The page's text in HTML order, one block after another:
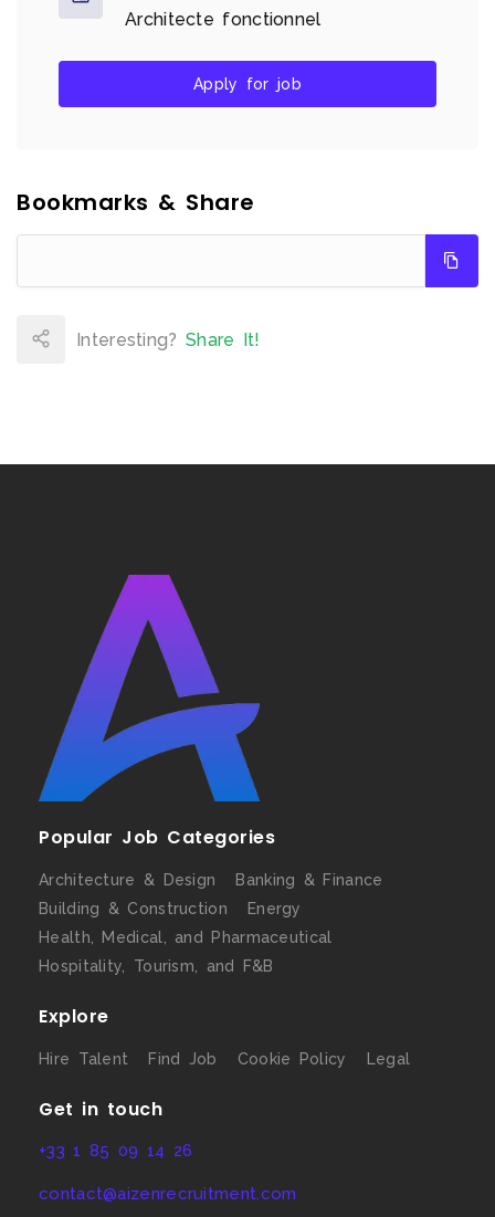
Architecte fonctionnel
Apply for job
Bookmarks & Share
Interesting? Share It!
Popular Job Categories
Architecture & Design
Banking & Finance
Building & Construction
Energy
Health, Medical, and Pharmaceutical
Hospitality, Tourism, and F&B
Explore
Hire Talent Find Job Cookie Policy Legal
Get in touch
+33 1 85 09 14 26
contact@aizenrecruitment.com